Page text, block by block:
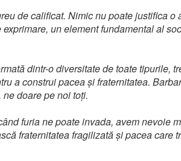
de calificat. Nimic nu poate justifica o
un element fundamental al
dintr-o diversitate de toate tipurile,
a construi pacea și fraternitatea.
doare pe noi toți.
furia ne poate invada, avem nevoie
fraternitatea fragilizată și pacea care